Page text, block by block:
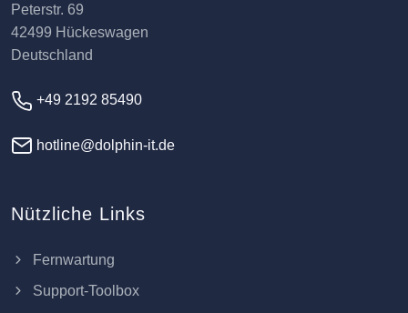
Peterstr. 69
42499 Hückeswagen
Deutschland
+49 2192 85490
hotline@dolphin-it.de
Nützliche Links
Fernwartung
Support-Toolbox